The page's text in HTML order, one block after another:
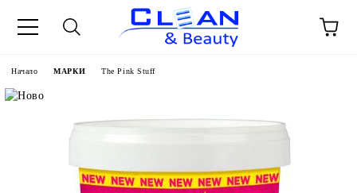
Начало МАРКИ The Pink Stuff